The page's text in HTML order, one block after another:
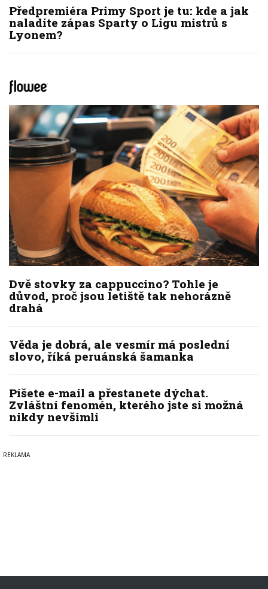
Předpremiéra Primy Sport je tu: kde a jak
naladíte zápas Sparty o Ligu mistrů s
Lyonem?
Dvě stovky za cappuccino? Tohle je
důvod, proč jsou letiště tak nehorázně
drahá
Věda je dobrá, ale vesmír má poslední
slovo, říká peruánská šamanka
Píšete e-mail a přestanete dýchat.
Zvláštní fenomén, kterého jste si možná
nikdy nevšimli